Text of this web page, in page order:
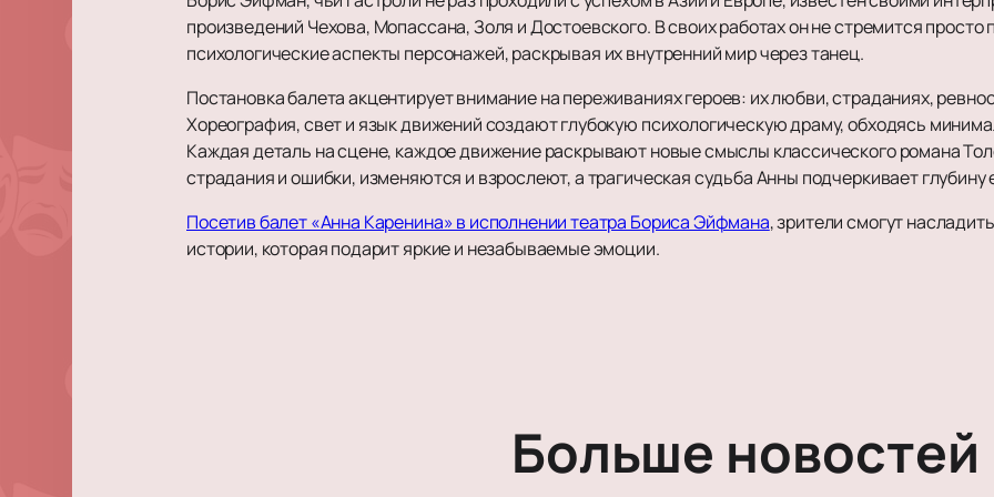
Романс
Театр
Комедия
Драма
Спектакль
Балет
Пьеса
Опера
Пластический спектакль
Трагедия
Афиша и
Театры
Новости
Популярное
Балет
VIP-Билеты
произведений Чехова, Мопассана, Золя и Достоевского. В своих работах он не стремится просто
психологические аспекты персонажей, раскрывая их внутренний мир через танец.
Постановка балета акцентирует внимание на переживаниях героев: их любви, страданиях,
Хореография, свет и язык движений создают глубокую психологическую драму, обходясь
Каждая деталь на сцене, каждое движение раскрывают новые смыслы классического романа
страдания и ошибки, изменяются и взрослеют, а трагическая судьба Анны подчеркивает глубину
Посетив балет «Анна Каренина» в исполнении театра Бориса Эйфмана, зрители смогут
истории, которая подарит яркие и незабываемые эмоции.
Больше новостей